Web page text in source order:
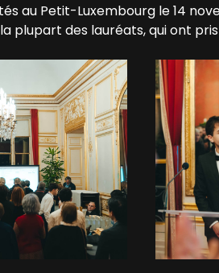
au Petit-Luxembourg le 14
plupart des lauréats, qui ont